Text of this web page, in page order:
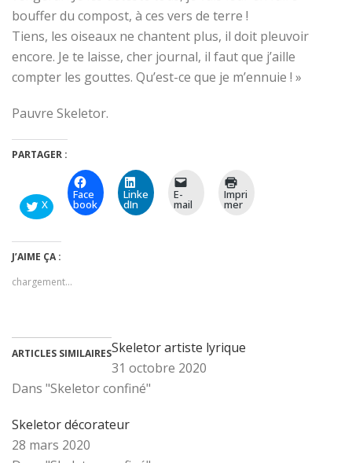
bouffer du compost, à ces vers de terre !
Tiens, les oiseaux ne chantent plus, il doit pleuvoir
encore. Je te laisse, cher journal, il faut que j’aille
compter les gouttes. Qu’est-ce que je m’ennuie ! »
Pauvre Skeletor.
PARTAGER :
X
Face
book
Linke
dIn
E-
mail
Impri
mer
J’AIME ÇA :
chargement…
ARTICLES SIMILAIRESSkeletor artiste lyrique
31 octobre 2020
Dans "Skeletor confiné"
Skeletor décorateur
28 mars 2020